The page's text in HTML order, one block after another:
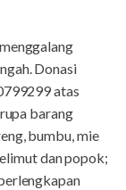
Donasi
atas
barang
bumbu, mie
dan popok;